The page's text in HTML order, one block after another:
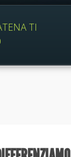
TI